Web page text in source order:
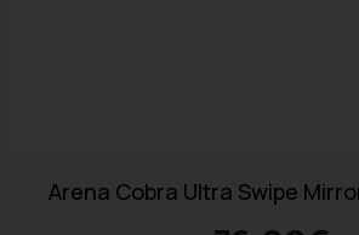
Arena Cobra Ultra Swipe